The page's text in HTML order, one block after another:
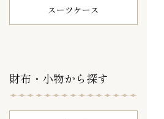
スーツケース
財布・小物から探す